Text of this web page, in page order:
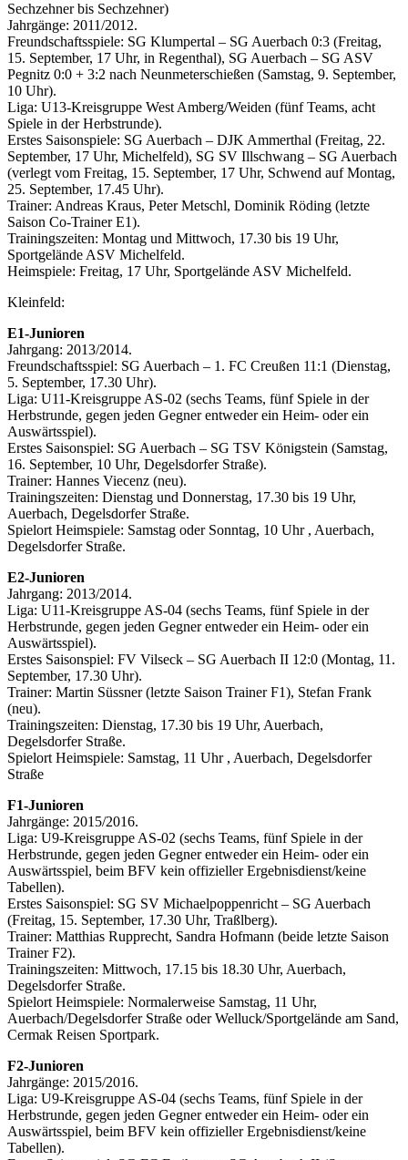
Sechzehner bis Sechzehner)
Jahrgänge: 2011/2012.
Freundschaftsspiele: SG Klumpertal – SG Auerbach 0:3 (Freitag,
15. September, 17 Uhr, in Regenthal), SG Auerbach – SG ASV
Pegnitz 0:0 + 3:2 nach Neunmeterschießen (Samstag, 9. September,
10 Uhr).
Liga: U13-Kreisgruppe West Amberg/Weiden (fünf Teams, acht
Spiele in der Herbstrunde).
Erstes Saisonspiele: SG Auerbach – DJK Ammerthal (Freitag, 22.
September, 17 Uhr, Michelfeld), SG SV Illschwang – SG Auerbach
(verlegt vom Freitag, 15. September, 17 Uhr, Schwend auf Montag,
25. September, 17.45 Uhr).
Trainer: Andreas Kraus, Peter Metschl, Dominik Röding (letzte
Saison Co-Trainer E1).
Trainingszeiten: Montag und Mittwoch, 17.30 bis 19 Uhr,
Sportgelände ASV Michelfeld.
Heimspiele: Freitag, 17 Uhr, Sportgelände ASV Michelfeld.
Kleinfeld:
E1-Junioren
Jahrgang: 2013/2014.
Freundschaftsspiel: SG Auerbach – 1. FC Creußen 11:1 (Dienstag,
5. September, 17.30 Uhr).
Liga: U11-Kreisgruppe AS-02 (sechs Teams, fünf Spiele in der
Herbstrunde, gegen jeden Gegner entweder ein Heim- oder ein
Auswärtsspiel).
Erstes Saisonspiel: SG Auerbach – SG TSV Königstein (Samstag,
16. September, 10 Uhr, Degelsdorfer Straße).
Trainer: Hannes Viecenz (neu).
Trainingszeiten: Dienstag und Donnerstag, 17.30 bis 19 Uhr,
Auerbach, Degelsdorfer Straße.
Spielort Heimspiele: Samstag oder Sonntag, 10 Uhr , Auerbach,
Degelsdorfer Straße.
E2-Junioren
Jahrgang: 2013/2014.
Liga: U11-Kreisgruppe AS-04 (sechs Teams, fünf Spiele in der
Herbstrunde, gegen jeden Gegner entweder ein Heim- oder ein
Auswärtsspiel).
Erstes Saisonspiel: FV Vilseck – SG Auerbach II 12:0 (Montag, 11.
September, 17.30 Uhr).
Trainer: Martin Süssner (letzte Saison Trainer F1), Stefan Frank
(neu).
Trainingszeiten: Dienstag, 17.30 bis 19 Uhr, Auerbach,
Degelsdorfer Straße.
Spielort Heimspiele: Samstag, 11 Uhr , Auerbach, Degelsdorfer
Straße
F1-Junioren
Jahrgänge: 2015/2016.
Liga: U9-Kreisgruppe AS-02 (sechs Teams, fünf Spiele in der
Herbstrunde, gegen jeden Gegner entweder ein Heim- oder ein
Auswärtsspiel, beim BFV kein offizieller Ergebnisdienst/keine
Tabellen).
Erstes Saisonspiel: SG SV Michaelpoppenricht – SG Auerbach
(Freitag, 15. September, 17.30 Uhr, Traßlberg).
Trainer: Matthias Rupprecht, Sandra Hofmann (beide letzte Saison
Trainer F2).
Trainingszeiten: Mittwoch, 17.15 bis 18.30 Uhr, Auerbach,
Degelsdorfer Straße.
Spielort Heimspiele: Normalerweise Samstag, 11 Uhr,
Auerbach/Degelsdorfer Straße oder Welluck/Sportgelände am Sand,
Cermak Reisen Sportpark.
F2-Junioren
Jahrgänge: 2015/2016.
Liga: U9-Kreisgruppe AS-04 (sechs Teams, fünf Spiele in der
Herbstrunde, gegen jeden Gegner entweder ein Heim- oder ein
Auswärtsspiel, beim BFV kein offizieller Ergebnisdienst/keine
Tabellen).